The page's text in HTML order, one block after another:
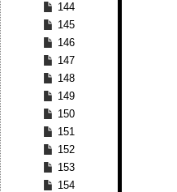
144
145
146
147
148
149
150
151
152
153
154